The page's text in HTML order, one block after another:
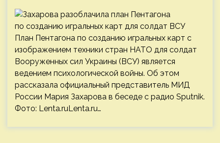
План Пентагона по созданию игральных карт с
изображением техники стран НАТО для солдат
Вооруженных сил Украины (ВСУ) является
ведением психологической войны. Об этом
рассказала официальный представитель МИД
России Мария Захарова в беседе с радио Sputnik.
Фото: Lenta.ruLenta.ru…